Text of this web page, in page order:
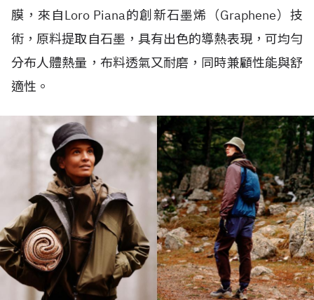
膜，來自Loro Piana的創新石墨烯（Graphene）技
術，原料提取自石墨，具有出色的導熱表現，可均勻
分布人體熱量，布料透氣又耐磨，同時兼顧性能與舒
適性。